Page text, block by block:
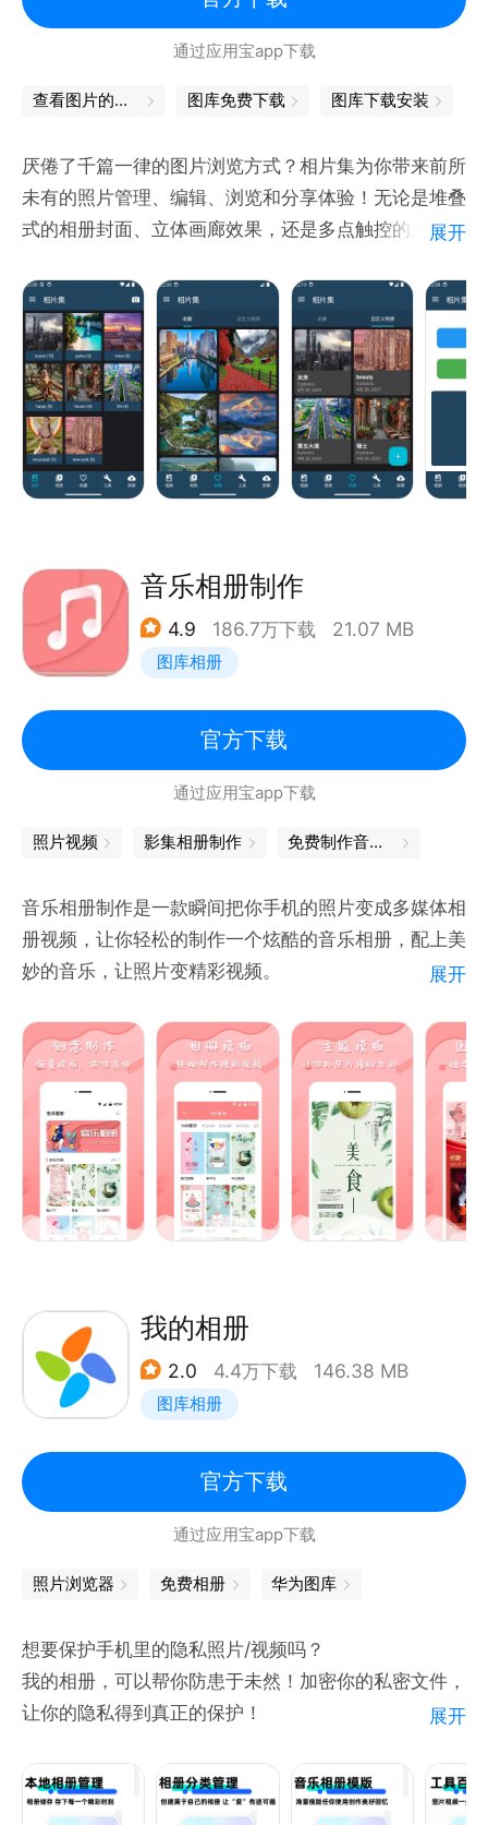
微信公众号：魔力相册（molixiangce）
魔力相册网站：www.molixiangce.com
通过应用宝app下载
查看图片的软件 图库免费下载 图库下载安装
厌倦了千篇一律的图片浏览方式？相片集为你带来前所
未有的照片管理、编辑、浏览和分享体验！无论是堆叠
式的相册封面、立体画廊效果，还是多点触控的流畅操
生！
核心亮点：
独特的视图方式：堆叠式相册、立体画廊、传统网格，
随心切换，让你的照片展示不再单调！
强大的投影功能：支持DLNA协议，轻松将照片投影到
电视或机顶盒上，与家人共享美好回忆！
智能管理：批量操作、自定义相册、照片收藏，让你的
照片库井井有条！
流畅体验：十几种动画切换效果，多点触控缩放旋转，
操作如行云流水！
为不一样的你设计
摄影爱好者：用独特的画廊视图展示你的作品，让每一
张照片都成为艺术品！
家庭用户：投影功能让全家围坐一起，重温珍贵瞬间！
间！
相片集，专为追求个性与品质的你而生！
立即下载，开启全新的照片之旅！
关键词：电视，投影，图片， 浏览，相册，编辑, 收
藏，自定义相册，PDF，格式转换，水印
展开
音乐相册制作
4.9 186.7万下载 21.07 MB
图库相册
官方下载
通过应用宝app下载
照片视频 影集相册制作 免费制作音乐相册
音乐相册制作是一款瞬间把你手机的照片变成多媒体相
册视频，让你轻松的制作一个炫酷的音乐相册，配上美
妙的音乐，让照片变精彩视频。
【功能特点】
一键套用，三步轻松制作精美音乐相册、视频相册、电
子相册、短视频、朋友圈视频、企业宣传相册、贺卡邀
请函等；
一键拼图，支持个性化编辑设计图片，丰富的文字和素
材，选择喜欢的模板即可生成精美主题拼图；
一键打印，拼好的海报支持便捷冲洗照片并邮寄上门；
一键设置铃声和彩铃，火热手机铃声、经典老歌、个性
Diy彩铃，将喜欢的音乐设置成你的个性铃声，更加与
众不同更酷炫。
1.为您的另一半制作做一个示爱视频--收获爱情
2.为您的家人把生活的点滴做成视频--收集回忆。
3.为您的宝宝做一个成长视频--收集成长
4.为您的婚纱照制作专业的婚庆视频(可以和影楼的效
我秀
6.为您的公司、产品、个人制作宣传片--自我营销
展开
我的相册
2.0 4.4万下载 146.38 MB
图库相册
官方下载
通过应用宝app下载
照片浏览器 免费相册 华为图库
想要保护手机里的隐私照片/视频吗？
我的相册，可以帮你防患于未然！加密你的私密文件，
让你的隐私得到真正的保护！
丰富的装裱素材，为照片添加相框！
具体功能：
展开